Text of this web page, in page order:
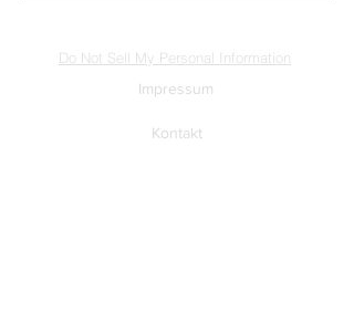
Do Not Sell My Personal Information
Impressum
Kontakt